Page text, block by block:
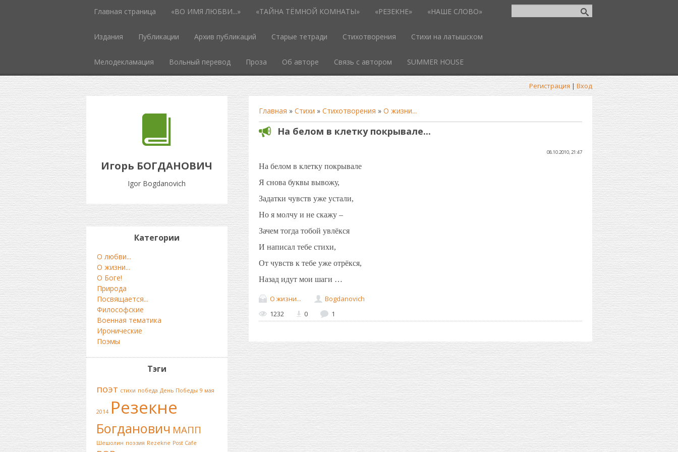
Главная страница «ВО ИМЯ ЛЮБВИ...» «ТАЙНА ТЁМНОЙ КОМНАТЫ» «РЕЗЕКНЕ» «НАШЕ СЛОВО»
Издания Публикации Архив публикаций Старые тетради Стихотворения Стихи на латышском
Мелодекламация Вольный перевод Проза Об авторе Связь с автором SUMMER HOUSE
Регистрация | Вход
Игорь БОГДАНОВИЧ
Igor Bogdanovich
Главная » Стихи » Стихотворения » О жизни...
На белом в клетку покрывале...
08.10.2010, 21:47
На белом в клетку покрывале
Я снова буквы вывожу,
Задатки чувств уже устали,
Но я молчу и не скажу –
Зачем тогда тобой увлёкся
И написал тебе стихи,
От чувств к тебе уже отрёкся,
Назад идут мои шаги …
О жизни...
Bogdanovich
1232
0 1
Категории
О любви...
О жизни...
О Боге!
Природа
Посвящается...
Философские
Военная тематика
Иронические
Поэмы
Тэги
поэт стихи победа День Победы 9 мая
2014 Резекне
Богданович МАПП
Шешолин поэзия Rezekne Post Cafe